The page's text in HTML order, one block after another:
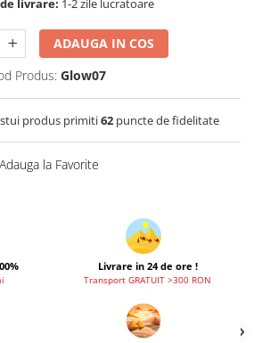
livrare: 1-2 zile lucratoare
ADAUGA IN COS
Produs: Glow07
produs primiti62puncte de fidelitate
Adauga la Favorite
Livrare in 24 de ore !
Transport GRATUIT >300 RON